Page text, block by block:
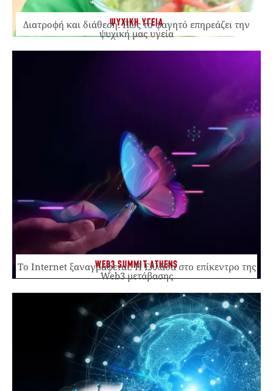
ΨΥΧΙΚΗ ΥΓΕΙΑ
Διατροφή και διάθεση: Πώς το φαγητό επηρεάζει την
ψυχική μας υγεία
WEB3 SUMMIT ATHENS
Το Internet ξαναγράφεται. Η Ελλάδα στο επίκεντρο της
Web3 μετάβασης